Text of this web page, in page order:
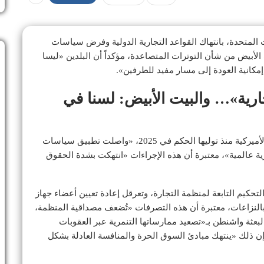
المتحدة، بانتهاك القواعد التجارية الدولية وفرض سياسات
الأبيض من شأن التوترات المتصاعدة، مؤكداً أن البلدين «ليسا
العودة إلى مسار مفيد للطرفين».
والبيت الأبيض: لسنا في
وقالت بعثة الصين في بيان صادر من جنيف، إن الإدارة الأميركية منذ توليها الحكم في 2025، «واصلت تطبيق سياسات
عالمية»، معتبرة أن هذه الإجراءات «انتهكت بشدة الحقوق
التابعة لمنظمة التجارة، وتعرقل إعادة تعيين أعضاء جهاز
معتبرة أن هذه التصرفات «تُضعف مصداقية المنظمة،
واشنطن بـ«تصعيد ممارساتها التنمرية عبر العقوبات
إن ذلك «ينتهك مبادئ السوق الحرة والمنافسة العادلة بشكل